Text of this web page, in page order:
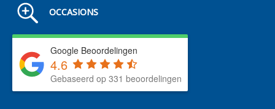
OCCASIONS
Google Beoordelingen
4.6
Gebaseerd op 331 beoordelingen